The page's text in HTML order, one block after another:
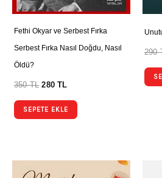
Fethi Okyar ve Serbest Fırka
Serbest Fırka Nasıl Doğdu, Nasıl
Öldü?
350TL 280TL
SEPETE EKLE
290